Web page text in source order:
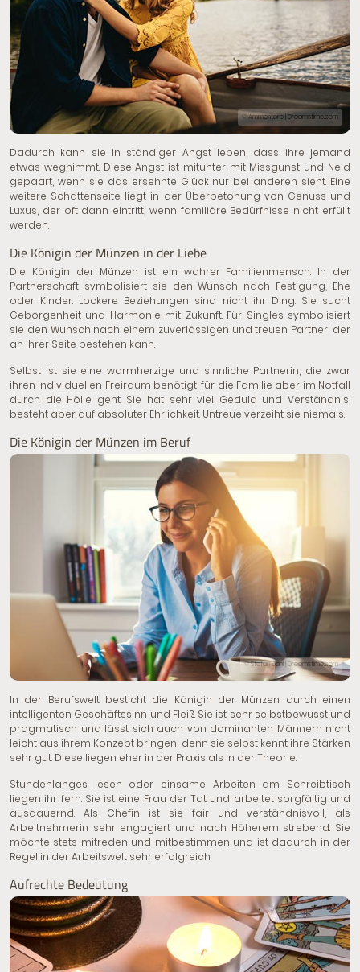
© Ammentorp | Dreamstime.com
Dadurch kann sie in ständiger Angst leben, dass ihre jemand
etwas wegnimmt. Diese Angst ist mitunter mit Missgunst und Neid
gepaart, wenn sie das ersehnte Glück nur bei anderen sieht. Eine
weitere Schattenseite liegt in der Überbetonung von Genuss und
Luxus, der oft dann eintritt, wenn familiäre Bedürfnisse nicht erfüllt
werden.
Die Königin der Münzen in der Liebe
Die Königin der Münzen ist ein wahrer Familienmensch. In der
Partnerschaft symbolisiert sie den Wunsch nach Festigung, Ehe
oder Kinder. Lockere Beziehungen sind nicht ihr Ding. Sie sucht
Geborgenheit und Harmonie mit Zukunft. Für Singles symbolisiert
sie den Wunsch nach einem zuverlässigen und treuen Partner, der
an ihrer Seite bestehen kann.
Selbst ist sie eine warmherzige und sinnliche Partnerin, die zwar
ihren individuellen Freiraum benötigt, für die Familie aber im Notfall
durch die Hölle geht. Sie hat sehr viel Geduld und Verständnis,
besteht aber auf absoluter Ehrlichkeit. Untreue verzeiht sie niemals.
Die Königin der Münzen im Beruf
© Stefan Dahl | Dreamstime.com
In der Berufswelt besticht die Königin der Münzen durch einen
intelligenten Geschäftssinn und Fleiß. Sie ist sehr selbstbewusst und
pragmatisch und lässt sich auch von dominanten Männern nicht
leicht aus ihrem Konzept bringen, denn sie selbst kennt ihre Stärken
sehr gut. Diese liegen eher in der Praxis als in der Theorie.
Stundenlanges lesen oder einsame Arbeiten am Schreibtisch
liegen ihr fern. Sie ist eine Frau der Tat und arbeitet sorgfältig und
ausdauernd. Als Chefin ist sie fair und verständnisvoll, als
Arbeitnehmerin sehr engagiert und nach Höherem strebend. Sie
möchte stets mitreden und mitbestimmen und ist dadurch in der
Regel in der Arbeitswelt sehr erfolgreich.
Aufrechte Bedeutung